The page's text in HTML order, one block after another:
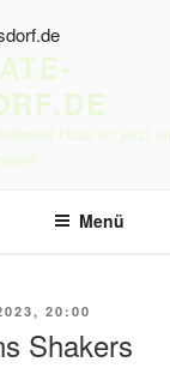
Haus ist jetzt
Menü
20:00
Shakers